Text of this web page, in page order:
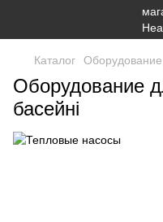
Каталог
Оборудование
басейні